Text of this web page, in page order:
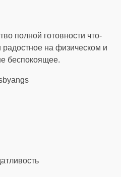
полной готовности что-
на физическом и
беспокоящее.